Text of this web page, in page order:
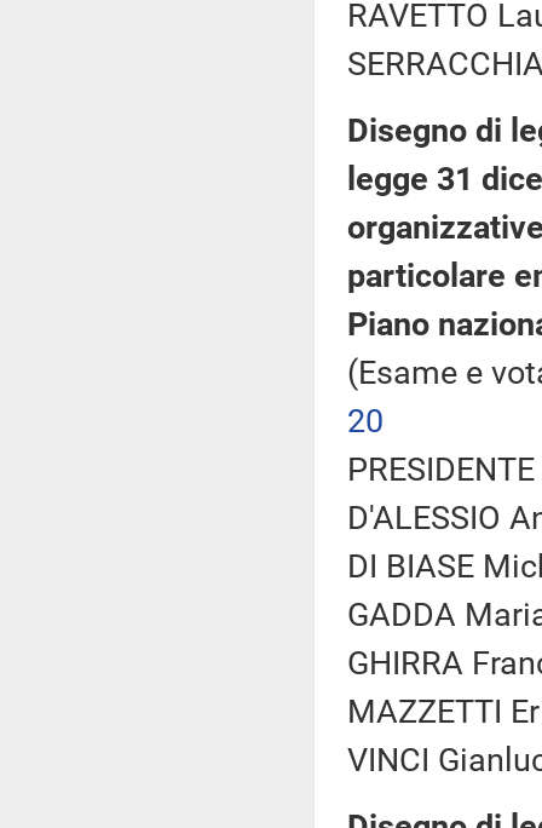
RAVETTO
Disegno di
legge 31
particolare
Piano
(Esame e
20
D'ALESSIO
DI BIASE
GADDA
GHIRRA
MAZZETTI
VINCI